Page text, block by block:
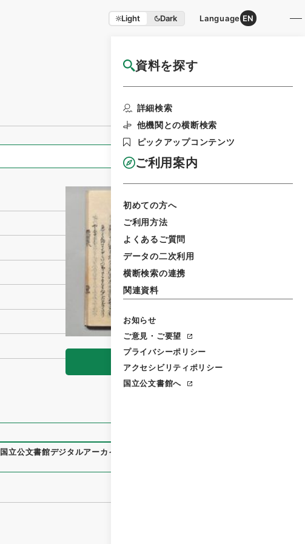
Light Dark Language EN
資料を探す
詳細検索
他機関との横断検索
ピックアップコンテンツ
ご利用案内
初めての方へ
ご利用方法
よくあるご質問
データの二次利用
横断検索の連携
関連資料
お知らせ
ご意見・ご要望
プライバシーポリシー
アクセシビリティポリシー
国立公文書館へ
国立公文書館HP利用案内
全ての情報
閲覧
国立公文書館デジタルアーカイブ